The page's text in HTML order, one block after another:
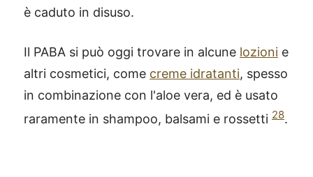
è caduto in disuso.
Il PABA si può oggi trovare in alcune lozioni e
altri cosmetici, come creme idratanti, spesso
in combinazione con l'aloe vera, ed è usato
raramente in shampoo, balsami e rossetti 28.